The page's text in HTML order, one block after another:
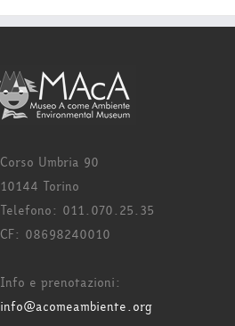
Corso Umbria 90
10144 Torino
Telefono: 011.070.25.35
CF: 08698240010
Info e prenotazioni:
info@acomeambiente.org